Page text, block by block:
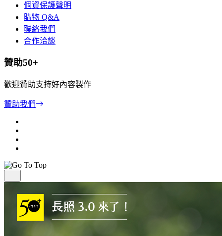
個資保護聲明
購物 Q&A
聯絡我們
合作洽談
贊助50+
歡迎贊助支持好內容製作
贊助我們